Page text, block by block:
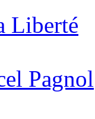
Liberté
Pagnol